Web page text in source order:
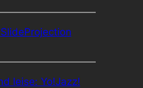
leise: Yo!Jazz!